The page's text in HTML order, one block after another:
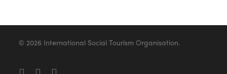
© 2026 International Social Tourism Organisation.
facebooklinkedinyoutube